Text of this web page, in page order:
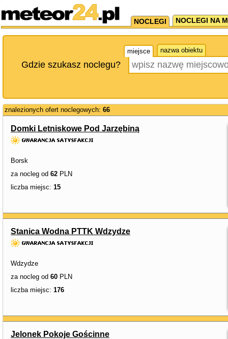
NOCLEGI NOCLEGI NA
miejsce nazwa obiektu
Gdzie szukasz noclegu?
znalezionych ofert noclegowych: 66
Domki Letniskowe Pod Jarzębiną
Borsk
za nocleg od 62 PLN
liczba miejsc: 15
Stanica Wodna PTTK Wdzydze
Wdzydze
za nocleg od 60 PLN
liczba miejsc: 176
Jelonek Pokoje Gościnne